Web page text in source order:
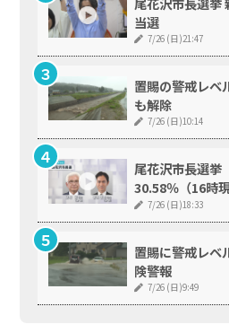
当選
7/26 (日)21:47
置賜の警戒レ
も解除
7/26 (日)10:14
尾花沢市長選
30.58％（16時現
7/26 (日)18:33
置賜に警戒レベ
険警報
7/26 (日)9:49